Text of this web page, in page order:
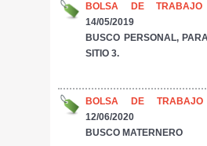
BOLSA DE
14/05/2019
BUSCO PERSONAL,
SITIO 3.
BOLSA DE
12/06/2020
BUSCO MATERNERO